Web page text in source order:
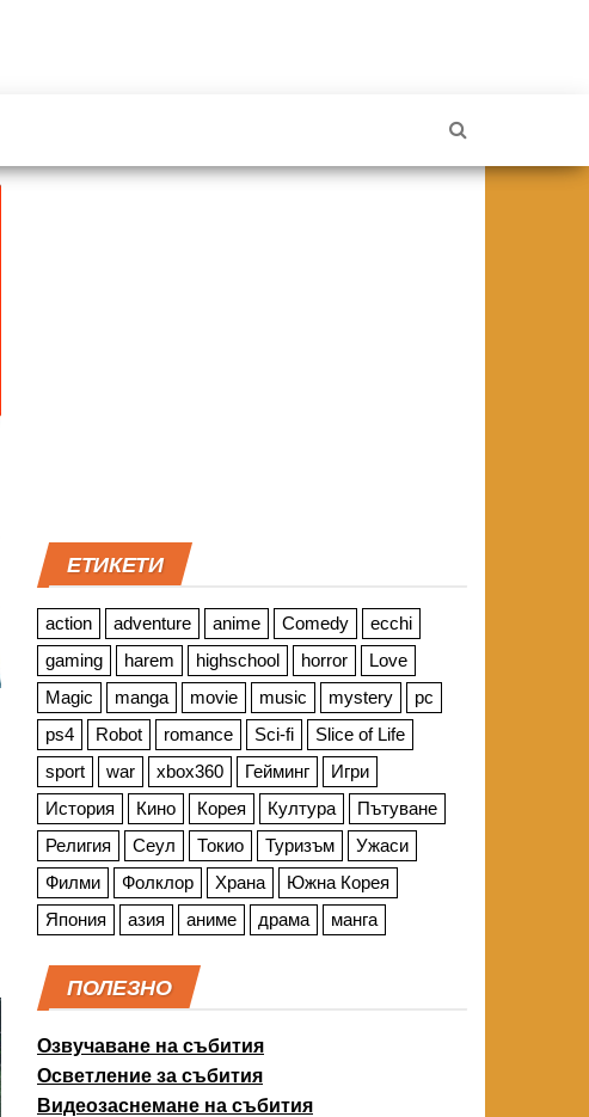
ЕТИКЕТИ
action adventure anime Comedy
ecchi
gaming
harem highschool horror
Love
Magic
manga movie music mystery
pc
ps4
Robot romance Sci-fi
Slice of Life
sport
war xbox360 Гейминг
Игри
История
Кино Корея Култура
Пътуване
Религия
Сеул Токио Туризъм
Ужаси
Филми
Фолклор Храна
Южна Корея
Япония
азия аниме драма манга
ПОЛЕЗНО
Озвучаване на събития
Осветление за събития
Видеозаснемане на събития